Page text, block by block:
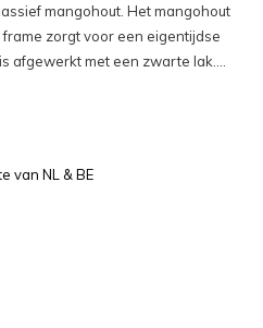
mangohout. Het mangohout
zorgt voor een eigentijdse
afgewerkt met een zwarte lak....
van NL & BE